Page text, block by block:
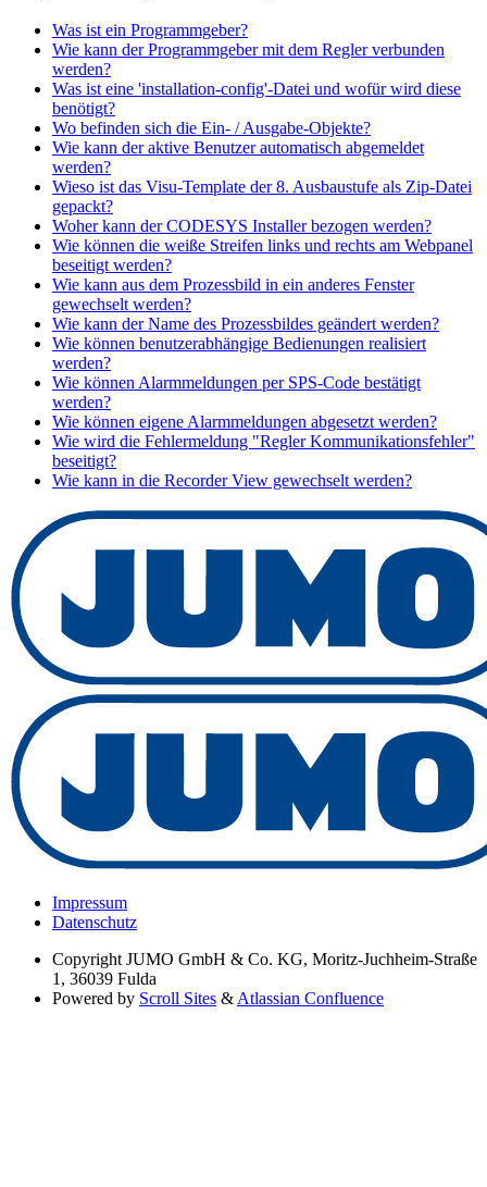
Was ist ein Programmgeber?
Wie kann der Programmgeber mit dem Regler verbunden
werden?
Was ist eine 'installation-config'-Datei und wofür wird diese
benötigt?
Wo befinden sich die Ein- / Ausgabe-Objekte?
Wie kann der aktive Benutzer automatisch abgemeldet
werden?
Wieso ist das Visu-Template der 8. Ausbaustufe als Zip-Datei
gepackt?
Woher kann der CODESYS Installer bezogen werden?
Wie können die weiße Streifen links und rechts am Webpanel
beseitigt werden?
Wie kann aus dem Prozessbild in ein anderes Fenster
gewechselt werden?
Wie kann der Name des Prozessbildes geändert werden?
Wie können benutzerabhängige Bedienungen realisiert
werden?
Wie können Alarmmeldungen per SPS-Code bestätigt
werden?
Wie können eigene Alarmmeldungen abgesetzt werden?
Wie wird die Fehlermeldung "Regler Kommunikationsfehler"
beseitigt?
Wie kann in die Recorder View gewechselt werden?
Impressum
Datenschutz
Copyright JUMO GmbH & Co. KG, Moritz-Juchheim-Straße
1, 36039 Fulda
Powered by Scroll Sites & Atlassian Confluence